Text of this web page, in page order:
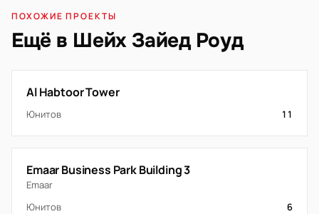
ПОХОЖИЕ ПРОЕКТЫ
Ещё в Шейх Зайед Роуд
Al Habtoor Tower
Юнитов 11
Emaar Business Park Building 3
Emaar
Юнитов
6